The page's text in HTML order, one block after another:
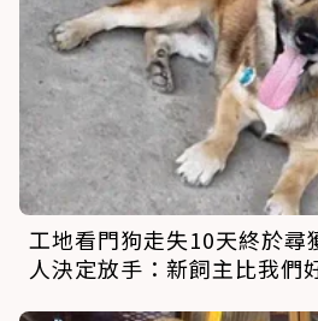
工地看門狗走失10天終於尋
人決定放手：新飼主比我們